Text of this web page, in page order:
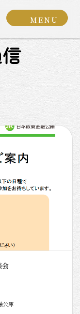
MENU
会
公庫